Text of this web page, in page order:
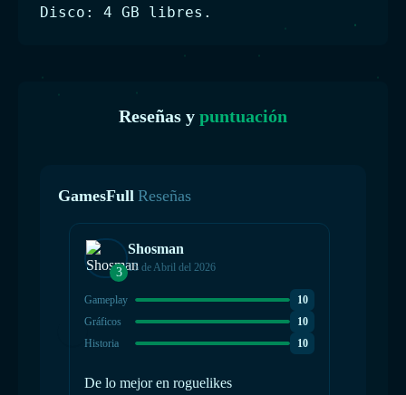
Disco: 4 GB libres.
Reseñas y puntuación
GamesFull Reseñas
3
Shosman
15 de Abril del 2026
Gameplay
10
Gráficos
10
Historia
10
De lo mejor en roguelikes